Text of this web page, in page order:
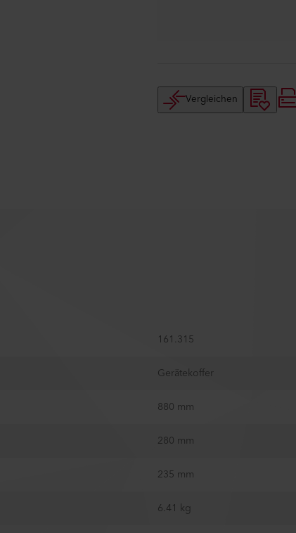
Vergleichen
161.315
Gerätekoffer
880 mm
280 mm
235 mm
6.41 kg